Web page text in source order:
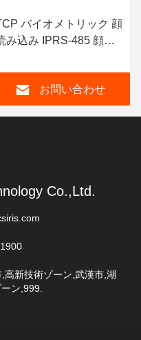
バイオメトリック 顔
み込み IPRS-485 顔識
お問い合わせ
Co.,Ltd.
高新技術ゾーン,武漢市,湖
ン,999.